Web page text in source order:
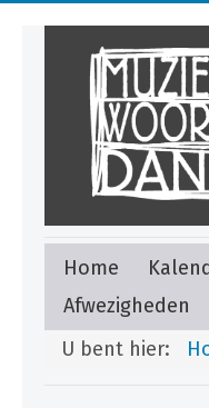
Home
Afwezigheden
U bent hier: